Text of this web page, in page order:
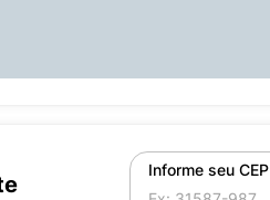
Informe seu CEP